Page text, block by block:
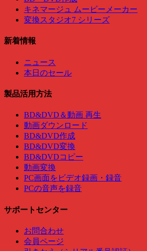
キネマージュ ムービーメーカー
変換スタジオ7 シリーズ
新着情報
ニュース
本日のセール
製品活用方法
BD&DVD＆動画 再生
動画ダウンロード
BD&DVD作成
BD&DVD変換
BD&DVDコピー
動画変換
PC画面をビデオ録画・録音
PCの音声を録音
サポートセンター
お問合わせ
会員ページ